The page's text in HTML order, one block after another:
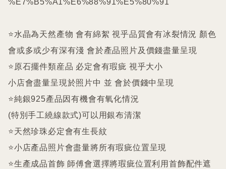
%E7%B5%A1%E6%88%91%E5%80%91
⭐️水晶為天然產物 會有綿絮 視乎品質會有冰裂情況 顏色
會或多或少有深有淺 會於產品照片及價錢盡量呈現
⭐️原石擺件類産品 必定會有瑕疵 視乎大小
小店會盡量呈現於照片中 並 會於價錢中呈現
⭐️純銀925產品因有機會有氧化情況
(特別手工繞線款式)可以用銀布清潔
⭐️天然珍珠必定會有生長紋
⭐️小店產品照片會盡量將所有瑕疵位置呈現
⭐️生產成品首飾 師傅會選擇將瑕疵位置利用首飾配件遮